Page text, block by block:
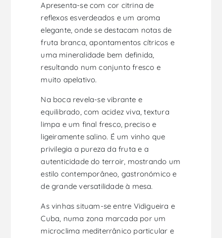
Apresenta-se com cor citrina de
reflexos esverdeados e um aroma
elegante, onde se destacam notas de
fruta branca, apontamentos cítricos e
uma mineralidade bem definida,
resultando num conjunto fresco e
muito apelativo.
Na boca revela-se vibrante e
equilibrado, com acidez viva, textura
limpa e um final fresco, preciso e
ligeiramente salino. É um vinho que
privilegia a pureza da fruta e a
autenticidade do terroir, mostrando um
estilo contemporâneo, gastronómico e
de grande versatilidade à mesa.
As vinhas situam-se entre Vidigueira e
Cuba, numa zona marcada por um
microclima mediterrânico particular e